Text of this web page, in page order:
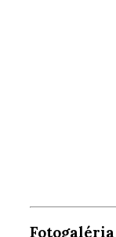
Fotogaléria